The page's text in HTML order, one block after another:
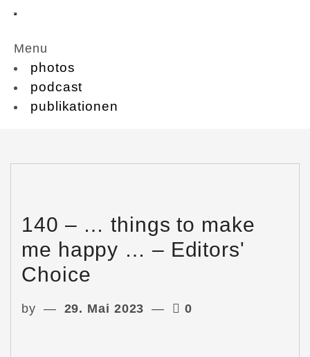
Menu
photos
podcast
publikationen
140 – … things to make
me happy … – Editors'
Choice
by 29. Mai 2023 0